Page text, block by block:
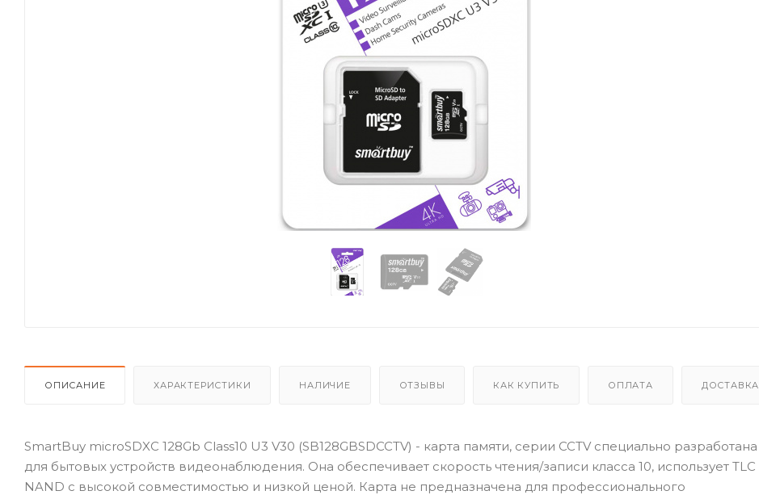
ОПИСАНИЕ ХАРАКТЕРИСТИКИ НАЛИЧИЕ ОТЗЫВЫ КАК КУПИТЬ ОПЛАТА ДОСТАВКА
SmartBuy microSDXC 128Gb Class10 U3 V30 (SB128GBSDCCTV) - карта памяти, серии CCTV специально разработана
для бытовых устройств видеонаблюдения. Она обеспечивает скорость чтения/записи класса 10, использует TLC
NAND с высокой совместимостью и низкой ценой. Карта не предназначена для профессионального